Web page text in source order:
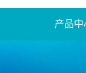
产品中